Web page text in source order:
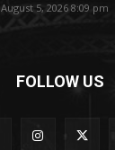
August 5, 2026 8:09 pm
FOLLOW US